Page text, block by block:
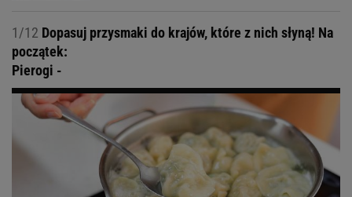
1/12 Dopasuj przysmaki do krajów, które z nich słyną! Na
początek:
Pierogi -